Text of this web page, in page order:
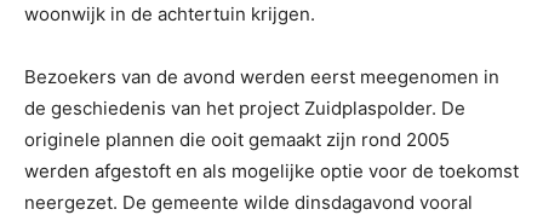
woonwijk in de achtertuin krijgen.
Bezoekers van de avond werden eerst meegenomen in
de geschiedenis van het project Zuidplaspolder. De
originele plannen die ooit gemaakt zijn rond 2005
werden afgestoft en als mogelijke optie voor de toekomst
neergezet. De gemeente wilde dinsdagavond vooral